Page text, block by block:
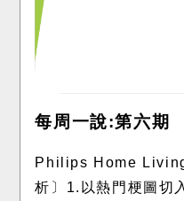
每周一說:第六期
Philips Home
析〕1.以熱門梗圖切